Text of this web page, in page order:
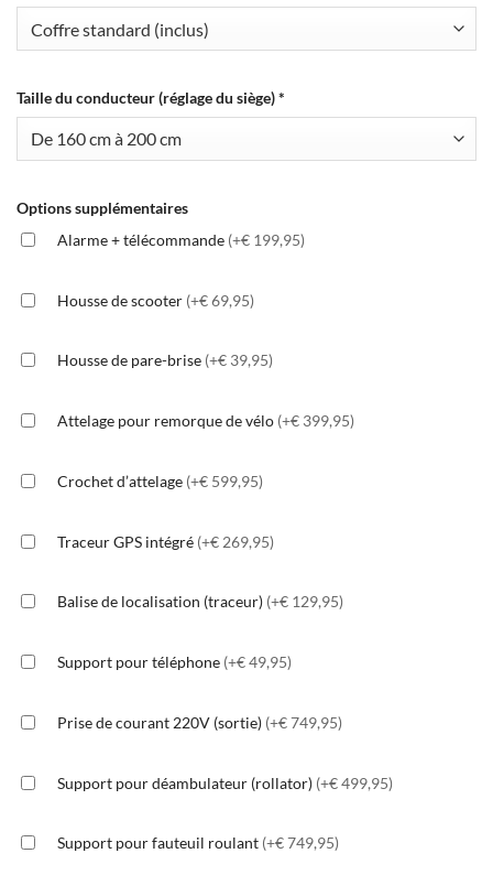
Taille du conducteur (réglage du siège)*
Options supplémentaires
Alarme + télécommande (+€ 199,95)
Housse de scooter (+€ 69,95)
Housse de pare-brise (+€ 39,95)
Attelage pour remorque de vélo (+€ 399,95)
Crochet d’attelage (+€ 599,95)
Traceur GPS intégré (+€ 269,95)
Balise de localisation (traceur) (+€ 129,95)
Support pour téléphone (+€ 49,95)
Prise de courant 220V (sortie) (+€ 749,95)
Support pour déambulateur (rollator) (+€ 499,95)
Support pour fauteuil roulant (+€ 749,95)